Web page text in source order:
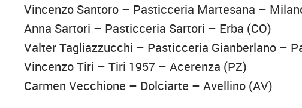
Vincenzo Santoro – Pasticceria Martesana –
Anna Sartori – Pasticceria Sartori – Erba (CO)
Valter Tagliazzucchi – Pasticceria Gianberlano –
Vincenzo Tiri – Tiri 1957 – Acerenza (PZ)
Carmen Vecchione – Dolciarte – Avellino (AV)